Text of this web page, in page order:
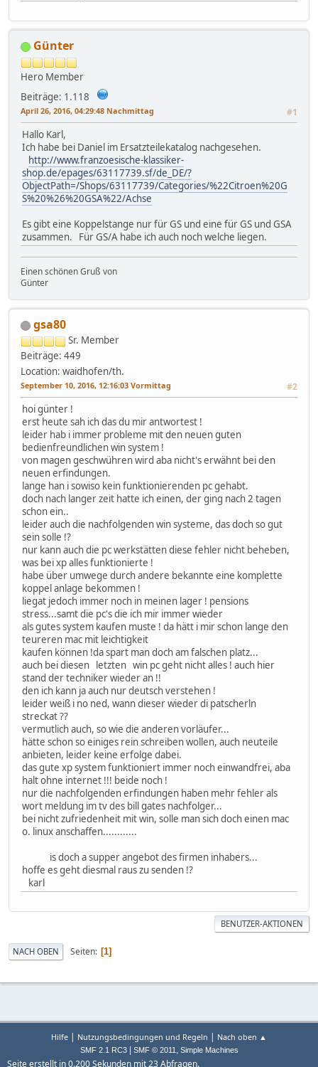
Günter
Hero Member
Beiträge: 1.118
April 26, 2016, 04:29:48 Nachmittag #1
Hallo Karl,
Ich habe bei Daniel im Ersatzteilekatalog nachgesehen.
http://www.franzoesische-klassiker-
shop.de/epages/63117739.sf/de_DE/?
ObjectPath=/Shops/63117739/Categories/%22Citroen%20G
S%20%26%20GSA%22/Achse
Es gibt eine Koppelstange nur für GS und eine für GS und GSA
zusammen. Für GS/A habe ich auch noch welche liegen.
Einen schönen Gruß von
Günter
gsa80
Sr. Member
Beiträge: 449
Location: waidhofen/th.
September 10, 2016, 12:16:03 Vormittag #2
hoi günter !
erst heute sah ich das du mir antwortest !
leider hab i immer probleme mit den neuen guten
bedienfreundlichen win system !
von magen geschwühren wird aba nicht's erwähnt bei den
neuen erfindungen.
lange han i sowiso kein funktionierenden pc gehabt.
doch nach langer zeit hatte ich einen, der ging nach 2 tagen
schon ein..
leider auch die nachfolgenden win systeme, das doch so gut
sein solle !?
nur kann auch die pc werkstätten diese fehler nicht beheben,
was bei xp alles funktionierte !
habe über umwege durch andere bekannte eine komplette
koppel anlage bekommen !
liegat jedoch immer noch in meinen lager ! pensions
stress...samt die pc's die ich mir immer wieder
als gutes system kaufen muste ! da hätt i mir schon lange den
teureren mac mit leichtigkeit
kaufen können !da spart man doch am falschen platz...
auch bei diesen letzten win pc geht nicht alles ! auch hier
stand der techniker wieder an !!
den ich kann ja auch nur deutsch verstehen !
leider weiß i no ned, wann dieser wieder di patscherln
streckat ??
vermutlich auch, so wie die anderen vorläufer...
hätte schon so einiges rein schreiben wollen, auch neuteile
anbieten, leider keine erfolge dabei.
das gute xp system funktioniert immer noch einwandfrei, aba
halt ohne internet !!! beide noch !
nur die nachfolgenden erfindungen haben mehr fehler als
wort meldung im tv des bill gates nachfolger...
bei nicht zufriedenheit mit win, solle man sich doch einen mac
o. linux anschaffen............
is doch a supper angebot des firmen inhabers...
hoffe es geht diesmal raus zu senden !?
karl
BENUTZER-AKTIONEN
NACH OBEN Seiten 1
Hilfe | Nutzungsbedingungen und Regeln | Nach oben ▲
SMF 2.1 RC3| SMF © 2011 , Simple Machines
Seite erstellt in 0.200 Sekunden mit 23 Abfragen.